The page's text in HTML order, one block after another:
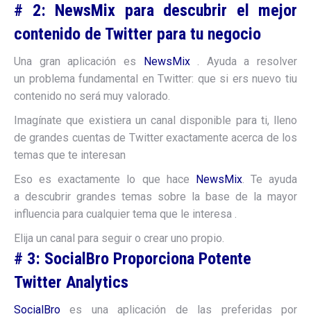
# 2: NewsMix para descubrir el mejor
contenido de Twitter para tu negocio
Una gran aplicación es NewsMix. Ayuda a resolver
un problema fundamental en Twitter: que si ers nuevo tiu
contenido no será muy valorado.
Imagínate que existiera un canal disponible para ti, lleno
de grandes cuentas de Twitter exactamente acerca de los
temas que te interesan
Eso es exactamente lo que hace NewsMix. Te ayuda
a descubrir grandes temas sobre la base de la mayor
influencia para cualquier tema que le interesa .
Elija un canal para seguir o crear uno propio.
# 3: SocialBro Proporciona Potente
Twitter Analytics
SocialBro es una aplicación de las preferidas por